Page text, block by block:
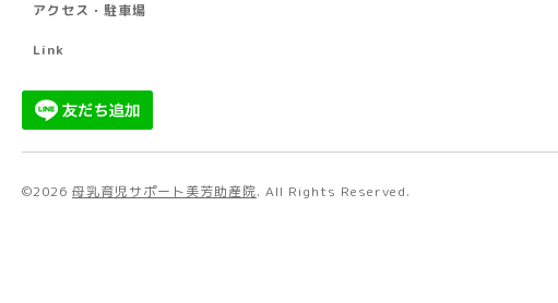
アクセス・駐車場
Link
©2026 母乳育児サポート美芳助産院. All Rights Reserved.